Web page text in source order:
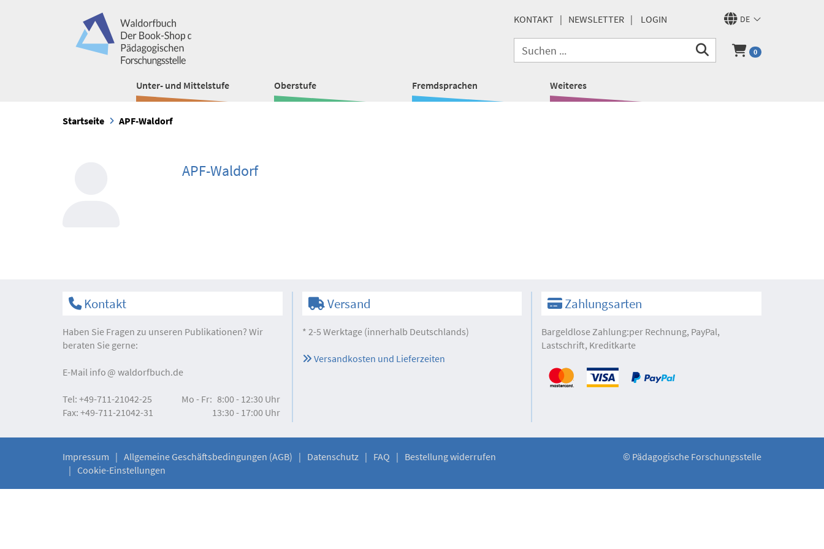
DE
KONTAKT NEWSLETTER LOGIN
0
Unter- und Mittelstufe Oberstufe Fremdsprachen Weiteres
Startseite APF-Waldorf
APF-Waldorf
Kontakt
Haben Sie Fragen zu unseren Publikationen? Wir
beraten Sie gerne:
E-Mail info waldorfbuch.de
Tel: +49-711-21042-25
Fax: +49-711-21042-31
Mo - Fr: 8:00 - 12:30 Uhr
13:30 - 17:00 Uhr
Versand
* 2-5 Werktage (innerhalb Deutschlands)
Versandkosten und Lieferzeiten
Zahlungsarten
Bargeldlose Zahlung:per Rechnung, PayPal,
Lastschrift, Kreditkarte
Impressum Allgemeine Geschäftsbedingungen (AGB) Datenschutz FAQ
Bestellung widerrufen
Cookie-Einstellungen
© Pädagogische Forschungsstelle